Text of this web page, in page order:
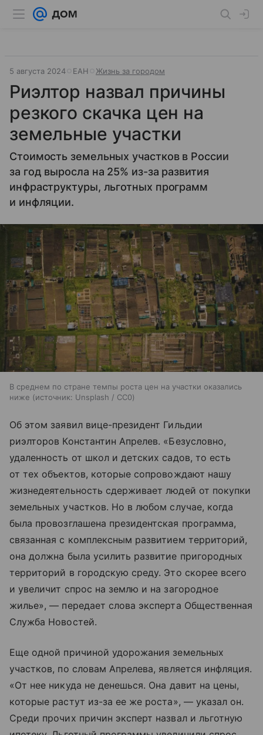
5 августа 2024 ЕАН Жизнь за городом
Риэлтор назвал причины
резкого скачка цен на
земельные участки
Стоимость земельных участков в России
за год выросла на 25% из-за развития
инфраструктуры, льготных программ
и инфляции.
В среднем по стране темпы роста цен на участки оказались
ниже
источник: Unsplash / CC0
Об этом заявил вице-президент Гильдии
риэлторов Константин Апрелев. «Безусловно,
удаленность от школ и детских садов, то есть
от тех объектов, которые сопровождают нашу
жизнедеятельность сдерживает людей от покупки
земельных участков. Но в любом случае, когда
была провозглашена президентская программа,
связанная с комплексным развитием территорий,
она должна была усилить развитие пригородных
территорий в городскую среду. Это скорее всего
и увеличит спрос на землю и на загородное
жилье», — передает слова эксперта Общественная
Служба Новостей.
Еще одной причиной удорожания земельных
участков, по словам Апрелева, является инфляция.
«От нее никуда не денешься. Она давит на цены,
которые растут из-за ее же роста», — указал он.
Среди прочих причин эксперт назвал и льготную